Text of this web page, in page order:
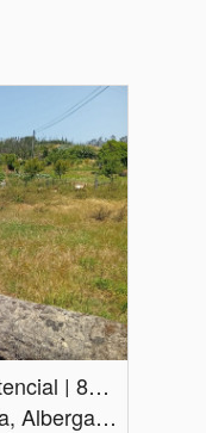
Terreno com Elevado Potencial | 800 m²
Aveiro, Albergaria-a-Velha, Albergaria-a-Velha e Valmaior